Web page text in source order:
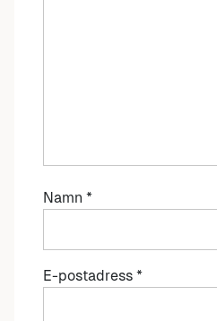
Namn *
E-postadress *